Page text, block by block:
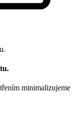
minimalizujeme